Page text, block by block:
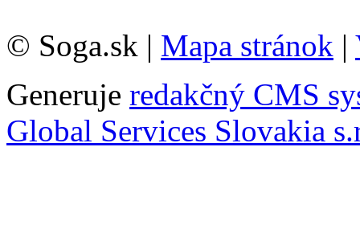
© Soga.sk | Mapa stránok |
Generuje redakčný CMS
Global Services Slovakia